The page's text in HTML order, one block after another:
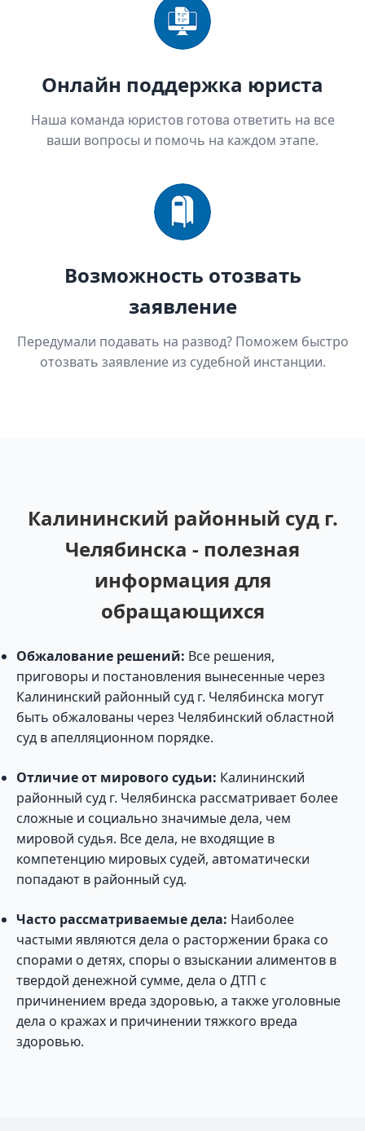
Онлайн поддержка юриста
Наша команда юристов готова ответить на все
ваши вопросы и помочь на каждом этапе.
Возможность отозвать
заявление
Передумали подавать на развод? Поможем быстро
отозвать заявление из судебной инстанции.
Калининский районный суд г.
Челябинска - полезная
информация для
обращающихся
Обжалование решений: Все решения,
приговоры и постановления вынесенные через
Калининский районный суд г. Челябинска могут
быть обжалованы через Челябинский областной
суд в апелляционном порядке.
Отличие от мирового судьи: Калининский
районный суд г. Челябинска рассматривает более
сложные и социально значимые дела, чем
мировой судья. Все дела, не входящие в
компетенцию мировых судей, автоматически
попадают в районный суд.
Часто рассматриваемые дела: Наиболее
частыми являются дела о расторжении брака со
спорами о детях, споры о взыскании алиментов в
твердой денежной сумме, дела о ДТП с
причинением вреда здоровью, а также уголовные
дела о кражах и причинении тяжкого вреда
здоровью.